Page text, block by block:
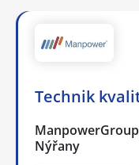
Technik
Nýřany